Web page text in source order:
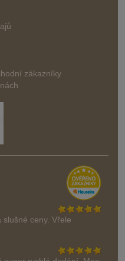
zákazníky
ceny. Vřele